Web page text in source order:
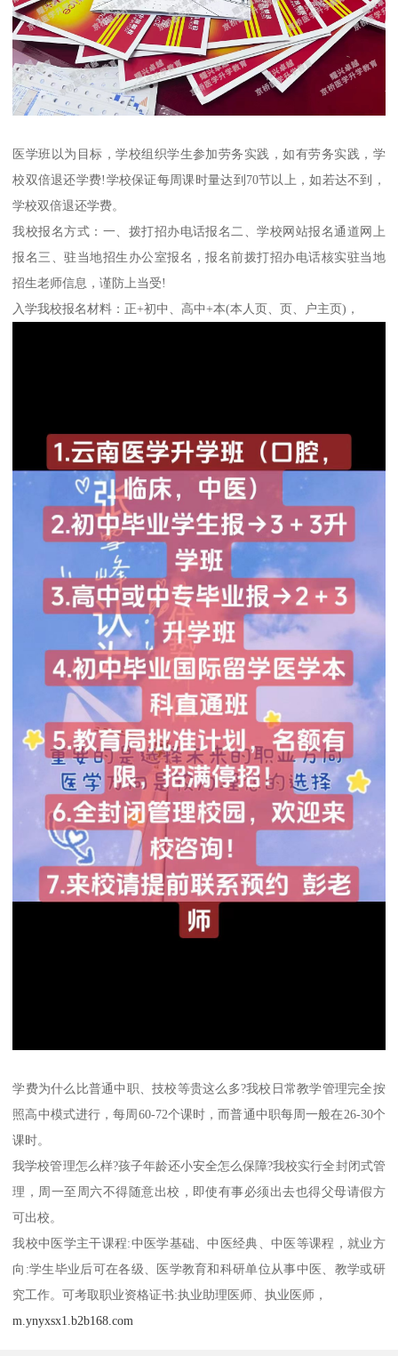
医学班以为目标，学校组织学生参加劳务实践，如有劳务实践，学
校双倍退还学费!学校保证每周课时量达到70节以上，如若达不到，
学校双倍退还学费。
我校报名方式：一、拨打招办电话报名二、学校网站报名通道网上
报名三、驻当地招生办公室报名，报名前拨打招办电话核实驻当地
招生老师信息，谨防上当受!
入学我校报名材料：正+初中、高中+本(本人页、页、户主页)，
学费为什么比普通中职、技校等贵这么多?我校日常教学管理完全按
照高中模式进行，每周60-72个课时，而普通中职每周一般在26-30个
课时。
我学校管理怎么样?孩子年龄还小安全怎么保障?我校实行全封闭式管
理，周一至周六不得随意出校，即使有事必须出去也得父母请假方
可出校。
我校中医学主干课程:中医学基础、中医经典、中医等课程，就业方
向:学生毕业后可在各级、医学教育和科研单位从事中医、教学或研
究工作。可考取职业资格证书:执业助理医师、执业医师，
m.ynyxsx1.b2b168.com